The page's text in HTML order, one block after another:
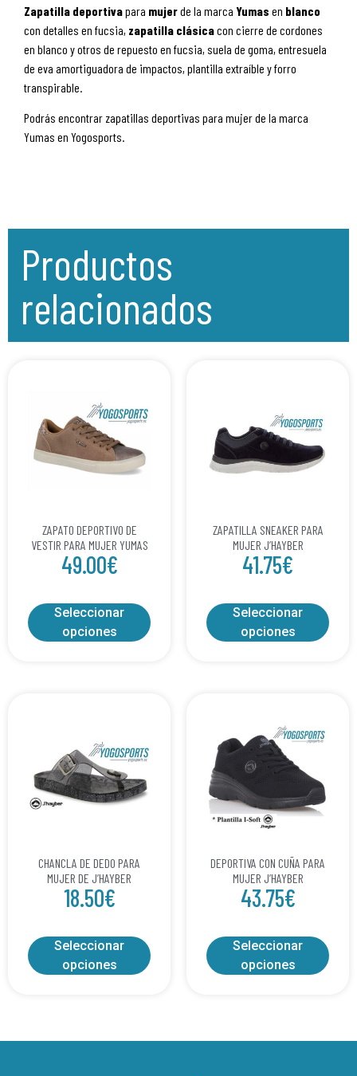
Zapatilla deportivapara mujerde la marca Yumas en blanco
con detalles en fucsia, zapatilla clásicacon cierre de cordones
en blanco y otros de repuesto en fucsia, suela de goma, entresuela
de eva amortiguadora de impactos, plantilla extraíble y forro
transpirable.
Podrás encontrar zapatillas deportivas para mujer de la marca
Yumas en Yogosports.
Productos
relacionados
ZAPATO DEPORTIVO DE
VESTIR PARA MUJER YUMAS
49.00€
Seleccionar
opciones
ZAPATILLA SNEAKER PARA
MUJER J’HAYBER
41.75€
Seleccionar
opciones
CHANCLA DE DEDO PARA
MUJER DE J’HAYBER
18.50€
Seleccionar
opciones
DEPORTIVA CON CUÑA PARA
MUJER J’HAYBER
43.75€
Seleccionar
opciones